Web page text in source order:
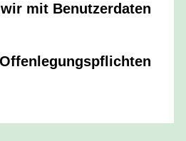
mit Benutzerdaten